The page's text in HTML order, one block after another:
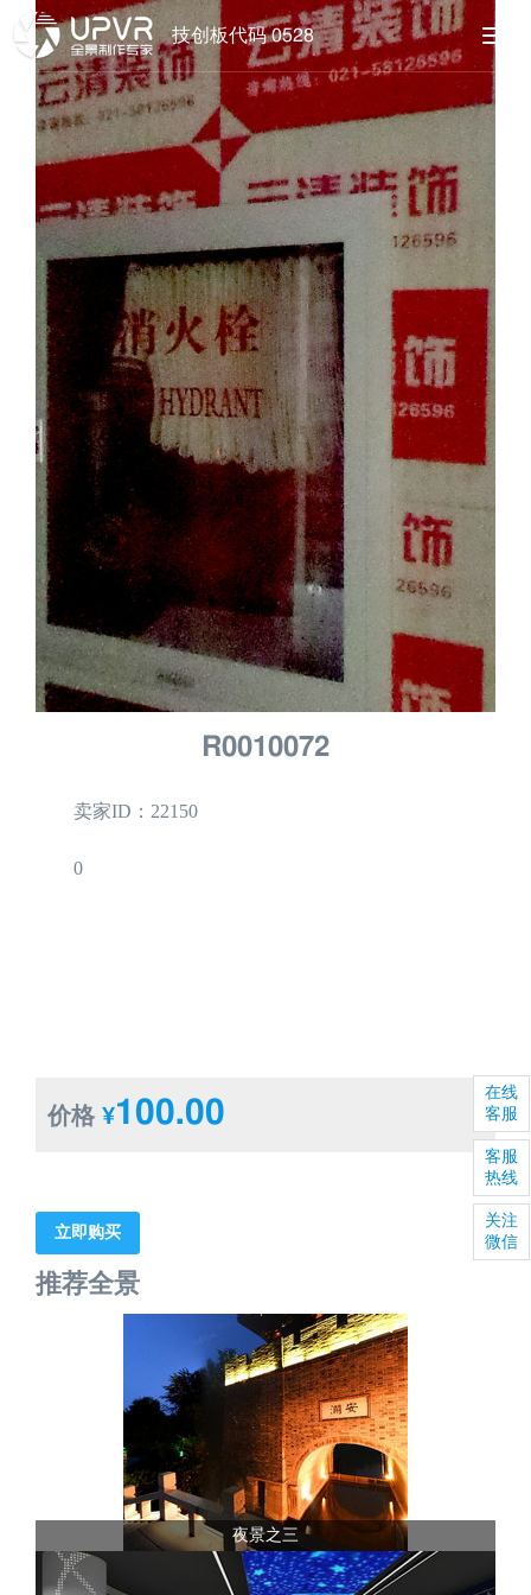
技创板代码 0528
R0010072
卖家ID：22150
0
价格 ¥100.00
立即购买
推荐全景
夜景之三
在线
客服
客服
热线
关注
微信